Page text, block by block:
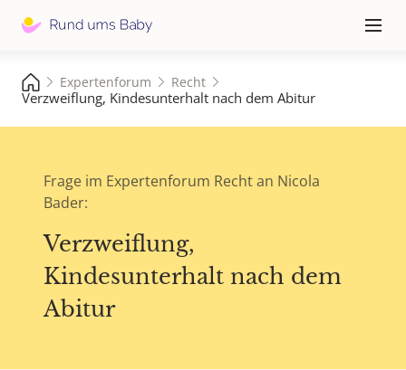
≡
Expertenforum Recht
Verzweiflung, Kindesunterhalt nach dem Abitur
Frage im Expertenforum Recht an Nicola
Bader:
Verzweiflung,
Kindesunterhalt nach dem
Abitur